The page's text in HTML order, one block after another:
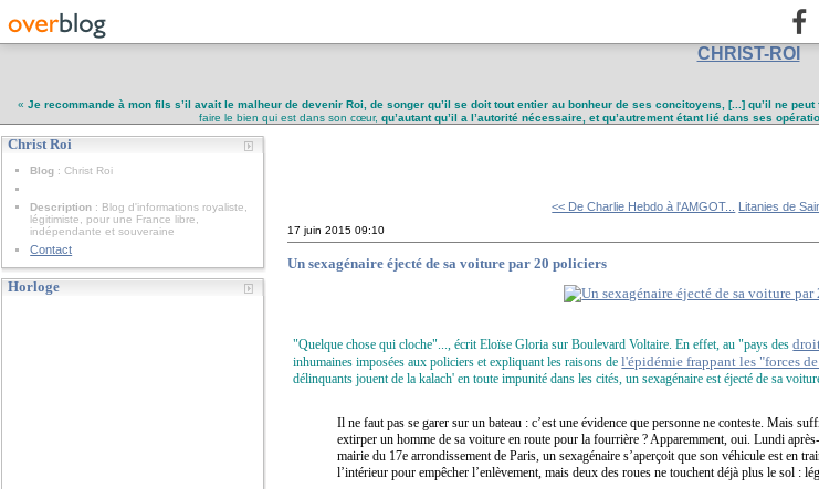
CHRIST-ROI
« Je recommande à mon fils s’il avait le malheur de devenir Roi, de songer qu’il se doit tout entier au bonheur de ses concitoyens, [...] qu’il ne
faire le bien qui est dans son cœur, qu’autant qu’il a l’autorité nécessaire, et qu’autrement étant lié dans ses
Christ Roi
Blog : Christ Roi
Description : Blog d'informations royaliste,
légitimiste, pour une France libre,
indépendante et souveraine
Contact
Horloge
<< De Charlie Hebdo à l'AMGOT... Litanies de
17 juin 2015 09:10
Un sexagénaire éjecté de sa voiture par 20 policiers
"Quelque chose qui cloche"..., écrit Eloïse Gloria sur Boulevard Voltaire. En effet, au "pays des
inhumaines imposées aux policiers et expliquant les raisons de l'épidémie frappant les "forces
délinquants jouent de la kalach' en toute impunité dans les cités, un sexagénaire est éjecté de sa
Il ne faut pas se garer sur un bateau : c’est une évidence que personne ne conteste. Mais
extirper un homme de sa voiture en route pour la fourrière ? Apparemment, oui. Lundi
mairie du 17e arrondissement de Paris, un sexagénaire s’aperçoit que son véhicule est en
l’intérieur pour empêcher l’enlèvement, mais deux des roues ne touchent déjà plus le sol :